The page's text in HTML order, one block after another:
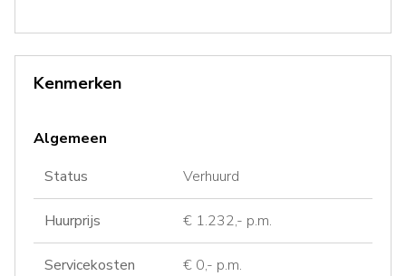
Kenmerken
Algemeen
Status
Verhuurd
Huurprijs € 1.232,- p.m.
Servicekosten € 0,- p.m.